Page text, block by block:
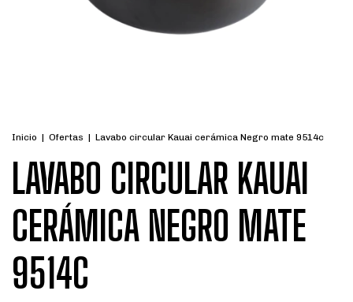
Inicio | Ofertas | Lavabo circular Kauai cerámica Negro mate 9514c
LAVABO CIRCULAR KAUAI
CERÁMICA NEGRO MATE
9514C